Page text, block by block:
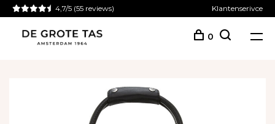
4,7/5 (55 reviews) Klantenserivce
0